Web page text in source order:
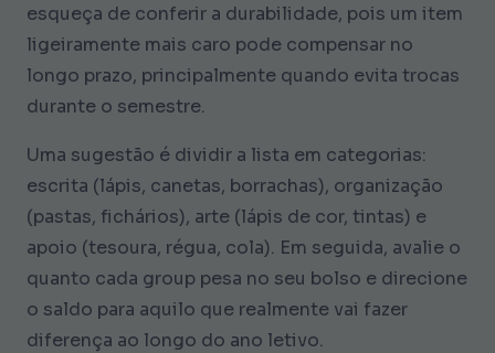
esqueça de conferir a durabilidade, pois um item
ligeiramente mais caro pode compensar no
longo prazo, principalmente quando evita trocas
durante o semestre.
Uma sugestão é dividir a lista em categorias:
escrita (lápis, canetas, borrachas), organização
(pastas, fichários), arte (lápis de cor, tintas) e
apoio (tesoura, régua, cola). Em seguida, avalie o
quanto cada group pesa no seu bolso e direcione
o saldo para aquilo que realmente vai fazer
diferença ao longo do ano letivo.